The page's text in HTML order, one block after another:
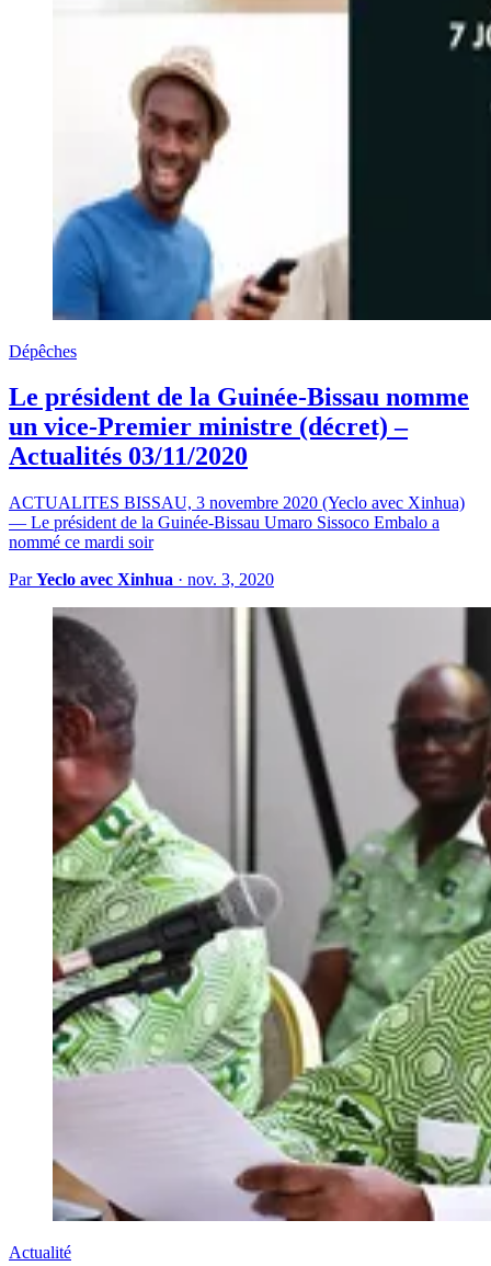
Dépêches
Le président de la Guinée-Bissau nomme
un vice-Premier ministre (décret) –
Actualités 03/11/2020
ACTUALITES BISSAU, 3 novembre 2020 (Yeclo avec Xinhua)
— Le président de la Guinée-Bissau Umaro Sissoco Embalo a
nommé ce mardi soir
ParYeclo avec Xinhua · nov. 3, 2020
Actualité